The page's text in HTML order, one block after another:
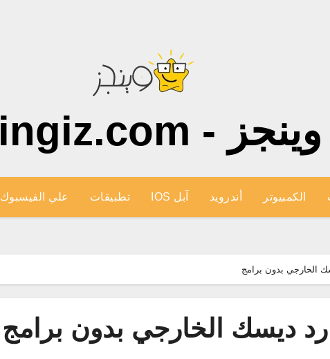
وينجز - wingiz.com
الكمبيوتر أندرويد آبل IOS تطبيقات علي الفيسبوك
الخارجي بدون برامج
ديسك الخارجي بدون برامج